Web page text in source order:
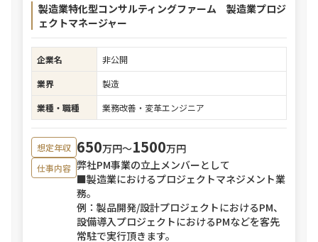
製造業特化型コンサルティングファーム 製造業プロジ
ェクトマネージャー
企業名
非公開
業界
製造
業種・職種
業務改善・変革エンジニア
想定年収 650万円〜1500万円
仕事内容 弊社PM事業の立上メンバーとして
■製造業におけるプロジェクトマネジメント業
務。
例：製品開発/設計プロジェクトにおけるPM、
設備導入プロジェクトにおけるPMなどを客先
常駐で実行頂きます。